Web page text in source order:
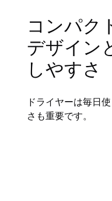
コンパク
デザイン
しやすさ
ドライヤーは毎日
さも重要です。